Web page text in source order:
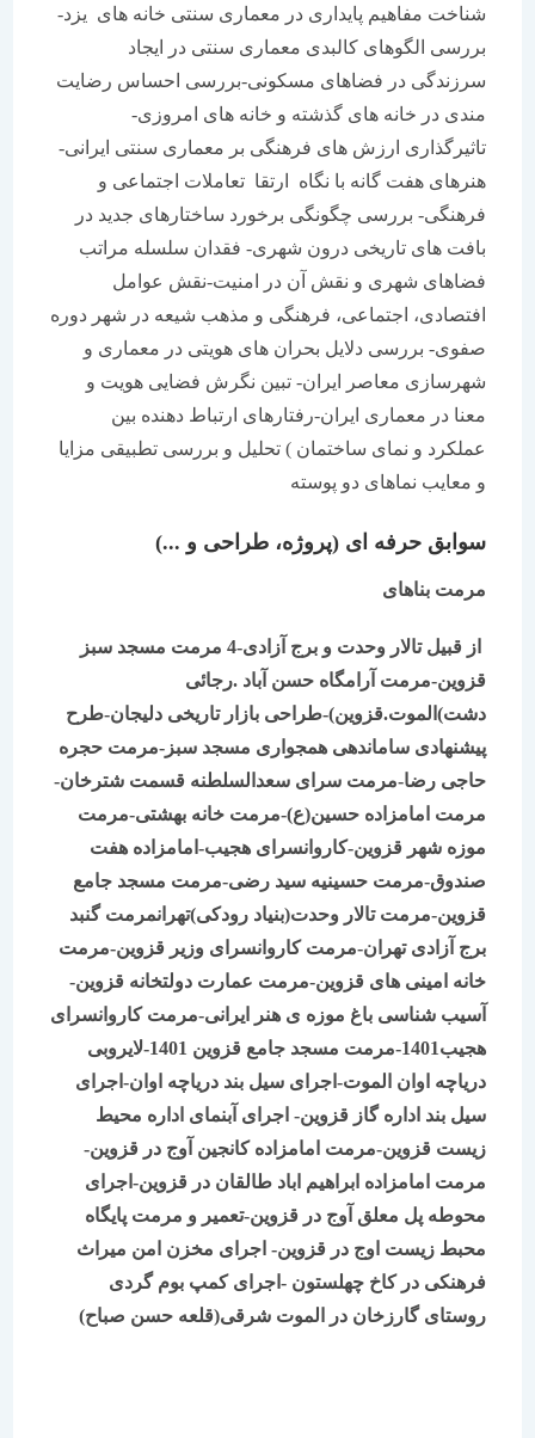
شناخت مفاهیم پایداری در معماری سنتی خانه های یزد-
بررسی الگوهای کالبدی معماری سنتی در ایجاد
سرزندگی در فضاهای مسکونی-بررسی احساس رضایت
مندی در خانه های گذشته و خانه های امروزی-
تاثیرگذاری ارزش های فرهنگی بر معماری سنتی ایرانی-
هنرهای هفت گانه با نگاه ارتقا تعاملات اجتماعی و
فرهنگی- بررسی چگونگی برخورد ساختارهای جدید در
بافت های تاریخی درون شهری- فقدان سلسله مراتب
فضاهای شهری و نقش آن در امنیت-نقش عوامل
افتصادی، اجتماعی، فرهنگی و مذهب شیعه در شهر دوره
صفوی- بررسی دلایل بحران های هویتی در معماری و
شهرسازی معاصر ایران- تبین نگرش فضایی هویت و
معنا در معماری ایران-رفتارهای ارتباط دهنده بین
عملکرد و نمای ساختمان ) تحلیل و بررسی تطبیقی مزایا
و معایب نماهای دو پوسته
سوابق حرفه ای (پروژه، طراحی و ...)
مرمت بناهای
از قبیل تالار وحدت و برج آزادی-
4 مرمت مسجد سبز
قزوین-مرمت آرامگاه حسن آباد .رجائی
)الموت.قزوین)-طراحی بازار تاریخی دلیجان-طرح
پیشنهادی ساماندهی همجواری مسجد سبز-مرمت حجره
حاجی رضا-مرمت سرای سعدالسلطنه قسمت شترخان-
مرمت امامزاده حسین(ع)-مرمت خانه بهشتی-مرمت
موزه شهر قزوین-کاروانسرای هجیب-امامزاده هفت
صندوق-مرمت حسینیه سید رضی-مرمت مسجد جامع
قزوین-مرمت تالار وحدت(بنیاد رودکی)تهرانمرمت گنبد
برج آزادی تهران-مرمت کاروانسرای وزیر قزوین-مرمت
خانه امینی های قزوین-مرمت عمارت دولتخانه قزوین-
آسیب شناسی باغ موزه ی هنر ایرانی-مرمت کاروانسرای
هجیب1401-مرمت مسجد جامع قزوین 1401-لایروبی
دریاچه اوان الموت-اجرای سیل بند دریاچه اوان-اجرای
سیل بند اداره گاز قزوین- اجرای آبنمای اداره محیط
زیست قزوین-مرمت امامزاده کانجین آوج در قزوین-
مرمت امامزاده ابراهیم اباد طالقان در قزوین-اجرای
محوطه پل معلق آوج در قزوین-تعمیر و مرمت پایگاه
محبط زیست اوج در قزوین- اجرای مخزن امن میراث
فرهنکی در کاخ چهلستون -اجرای کمپ بوم گردی
روستای گارزخان در الموت شرقی(قلعه حسن صباح)